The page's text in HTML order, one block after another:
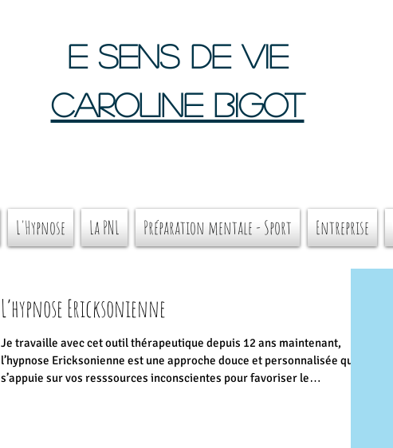
e sens de vie
Caroline BIGOT
L'Hypnose La PNL Préparation mentale - Sport Entreprise
L’hypnose Ericksonienne
Je travaille avec cet outil thérapeutique depuis 12 ans maintenant,
l’hypnose Ericksonienne est une approche douce et personnalisée qui
s’appuie sur vos resssources inconscientes pour favoriser le